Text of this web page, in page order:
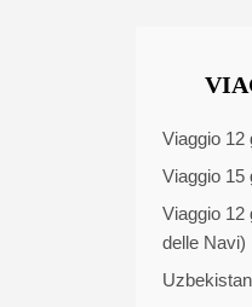
Viaggio 12
Viaggio 15
Viaggio 12
delle Navi)